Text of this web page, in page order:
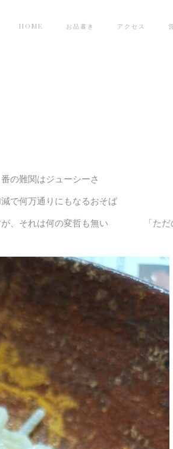
HOME お品書き アクセス
の難関はジューシーさ
万通りにもなるおそば
が、それは何の変哲も無い 「ただ